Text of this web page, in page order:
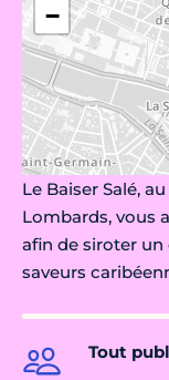
−
Le Baiser Salé,
Lombards, vous
afin de siroter
saveurs
Tout